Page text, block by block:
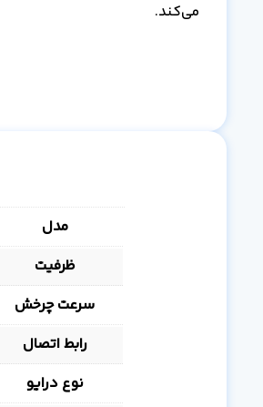
می‌کند.
مدل
ظرفیت
سرعت چرخش
رابط اتصال
نوع درایو